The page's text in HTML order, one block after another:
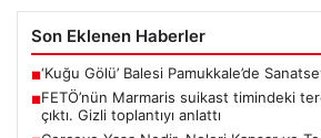
Son Eklenen Haberler
‘Kuğu Gölü’ Balesi Pamukkale’de
FETÖ’nün Marmaris suikast timindeki
çıktı. Gizli toplantıyı anlattı